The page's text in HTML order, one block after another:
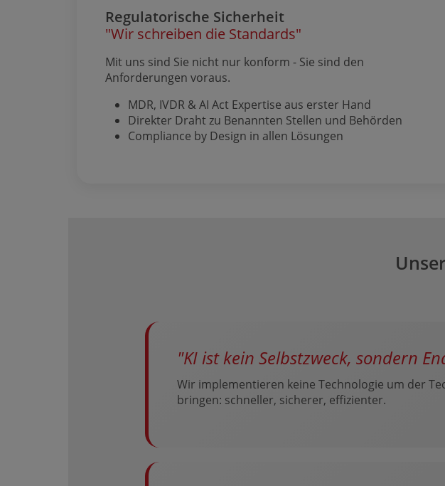
Regulatorische Sicherheit
"Wir schreiben die Standards"
Mit uns sind Sie nicht nur konform - Sie sind den
Anforderungen voraus.
MDR, IVDR & AI Act Expertise aus erster Hand
Direkter Draht zu Benannten Stellen und Behörden
Compliance by Design in allen Lösungen
"KI ist kein Selbstzweck, sondern
Wir implementieren keine Technologie um der
bringen: schneller, sicherer, effizienter.